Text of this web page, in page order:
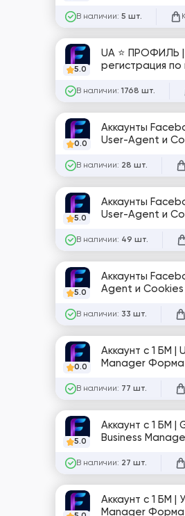
В наличии: 5 шт.
5.0
UA ⭐️ ПРОФИЛЬ |
регистрация
В наличии: 1768 шт.
0.0
Аккаунты
User-Agent и
В наличии: 28 шт.
5.0
Аккаунты
User-Agent и
В наличии: 49 шт.
5.0
Аккаунты
Agent и
В наличии: 33 шт.
0.0
Аккаунт с 1 БМ |
Manager
В наличии: 77 шт.
5.0
Аккаунт с 1 БМ |
Business
В наличии: 27 шт.
Аккаунт с 1 БМ |
Manager